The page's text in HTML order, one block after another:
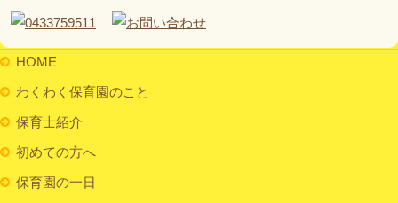
HOME
わくわく保育園のこと
保育士紹介
初めての方へ
保育園の一日